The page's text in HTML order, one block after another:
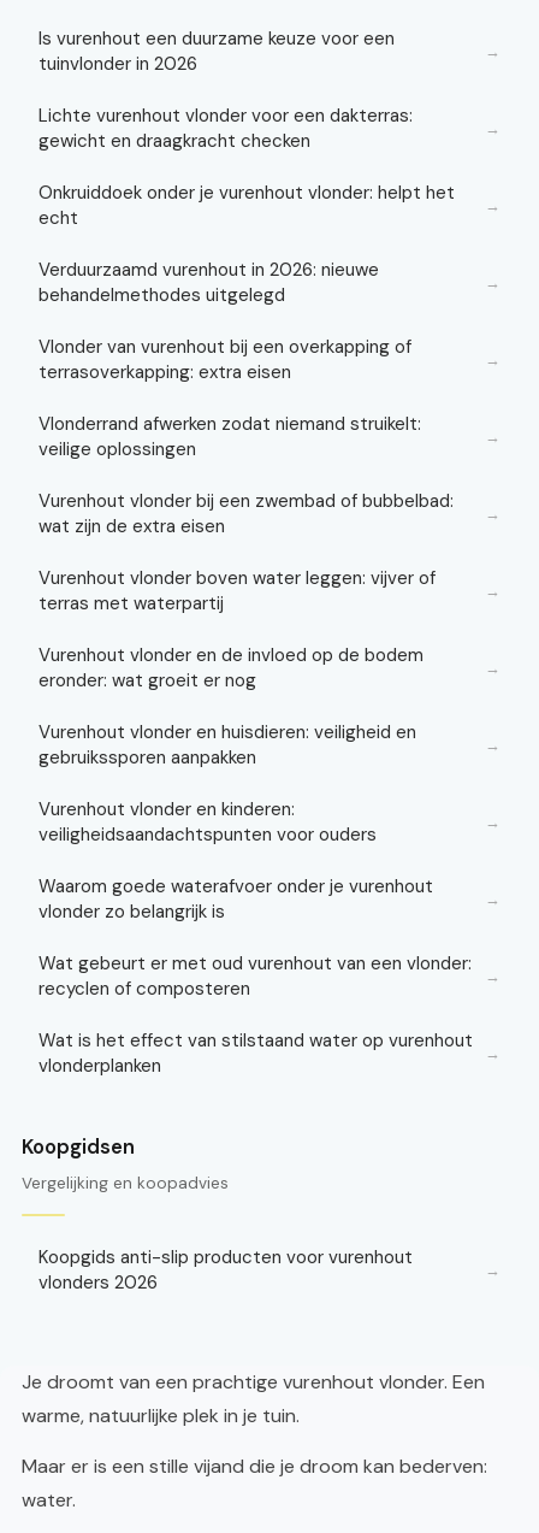
Is vurenhout een duurzame keuze voor een
tuinvlonder in 2026
→
Lichte vurenhout vlonder voor een dakterras:
gewicht en draagkracht checken
→
Onkruiddoek onder je vurenhout vlonder: helpt het
echt
→
Verduurzaamd vurenhout in 2026: nieuwe
behandelmethodes uitgelegd
→
Vlonder van vurenhout bij een overkapping of
terrasoverkapping: extra eisen
→
Vlonderrand afwerken zodat niemand struikelt:
veilige oplossingen
→
Vurenhout vlonder bij een zwembad of bubbelbad:
wat zijn de extra eisen
→
Vurenhout vlonder boven water leggen: vijver of
terras met waterpartij
→
Vurenhout vlonder en de invloed op de bodem
eronder: wat groeit er nog
→
Vurenhout vlonder en huisdieren: veiligheid en
gebruikssporen aanpakken
→
Vurenhout vlonder en kinderen:
veiligheidsaandachtspunten voor ouders
→
Waarom goede waterafvoer onder je vurenhout
vlonder zo belangrijk is
→
Wat gebeurt er met oud vurenhout van een vlonder:
recyclen of composteren
→
Wat is het effect van stilstaand water op vurenhout
vlonderplanken
→
Koopgidsen
Vergelijking en koopadvies
Koopgids anti-slip producten voor vurenhout
vlonders 2026
→
Je droomt van een prachtige vurenhout vlonder. Een
warme, natuurlijke plek in je tuin.
Maar er is een stille vijand die je droom kan bederven:
water.